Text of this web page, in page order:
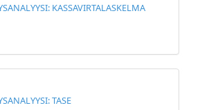
KASSAVIRTALASKELMA
TASE